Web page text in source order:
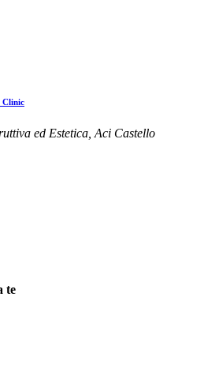
Clinic
ed Estetica, Aci Castello
te